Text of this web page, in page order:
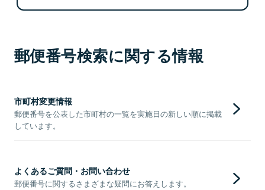
郵便番号検索に関する情報
市町村変更情報
郵便番号を公表した市町村の一覧を実施日の新しい順に掲載
しています。
よくあるご質問・お問い合わせ
郵便番号に関するさまざまな疑問にお答えします。